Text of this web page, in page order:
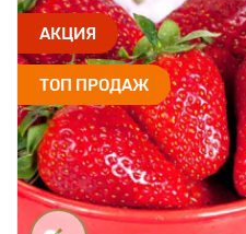
АКЦИЯ
ТОП ПРОДАЖ